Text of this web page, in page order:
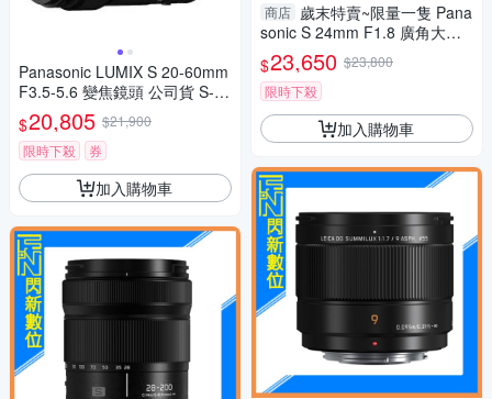
Panasonic LUMIX S 20-60mm
F3.5-5.6 變焦鏡頭 公司貨 S-R
2060
$20,805 $21,900
限時下殺
券
加入購物車
商店 歲末特賣~限量一隻 Pana
sonic S 24mm F1.8 廣角大光
圈 (S-S24,公司貨) 全片幅用
$23,650 $23,800
限時下殺
加入購物車